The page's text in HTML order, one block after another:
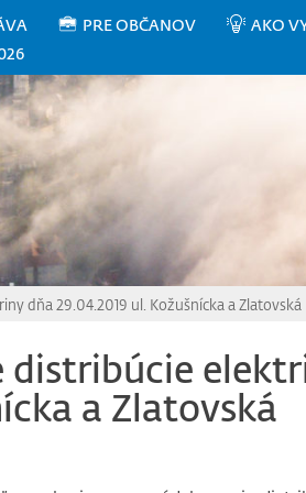
PRE OBČANOV AKO
dňa 29.04.2019 ul. Kožušnícka a Zlatovská
distribúcie
a Zlatovská